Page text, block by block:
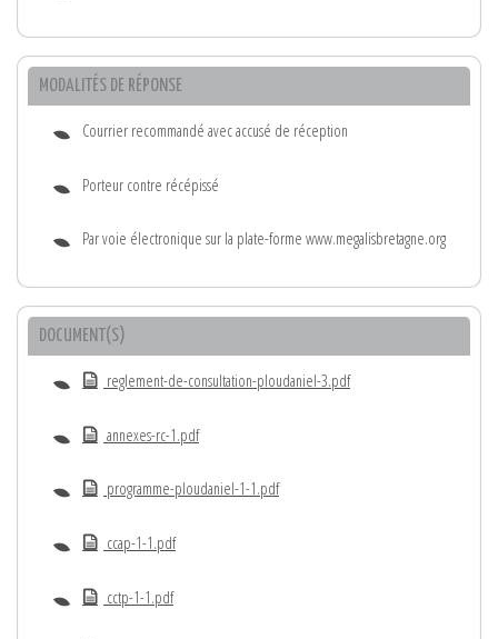
MODALITÉS DE RÉPONSE
Courrier recommandé avec accusé de réception
Porteur contre récépissé
Par voie électronique sur la plate-forme www.megalisbretagne.org
DOCUMENT(S)
reglement-de-consultation-ploudaniel-3.pdf
annexes-rc-1.pdf
programme-ploudaniel-1-1.pdf
ccap-1-1.pdf
cctp-1-1.pdf